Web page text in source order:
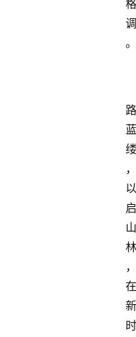
格
调
。
路
蓝
缕
，
以
启
山
林
，
在
新
时